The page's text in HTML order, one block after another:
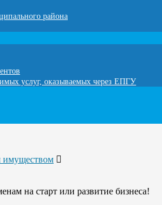
района
услуг, оказываемых через ЕПГУ
имуществом
на старт или развитие бизнеса!